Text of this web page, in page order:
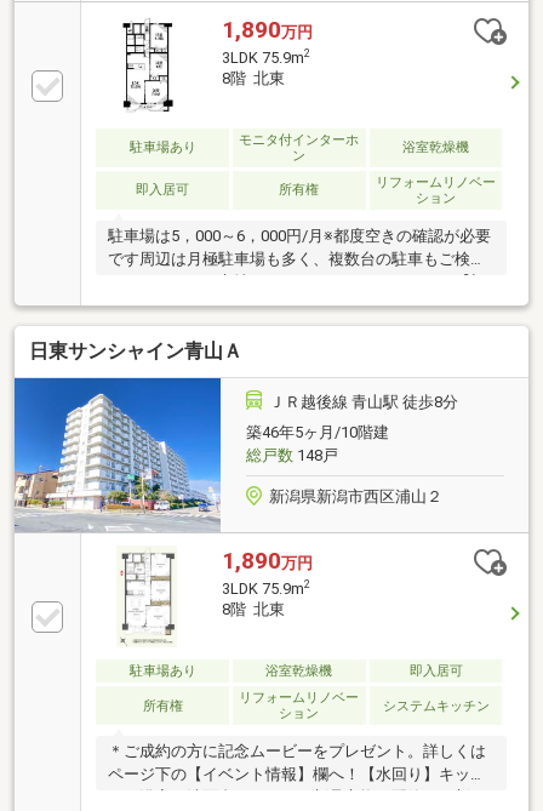
山小学校・小針中学校■イオン青山店など、周辺商業
施設にアクセス良好■戸建て感覚でお住まいいただけ
る1階庭つき■リノベーション済・水回り設備すべて交
換済■ビルトイン食洗器付きで家事の時短が叶います
■□ローン支払例□■月々47，706円 ※物件価格を金利
1％・35年で借入した場合
1,890万円
3LDK 75.9m2
8階 北東
駐車場あり
モニタ付インターホ
ン
浴室乾燥機
即入居可 所有権
リフォームリノベー
ション
駐車場は5，000～6，000円/月※都度空きの確認が必要
です周辺は月極駐車場も多く、複数台の駐車もご検討
期費用キャンペーンあり】詳細は下部費用欄へ■東青
山小学校・小針中学校■イオン青山店など、周辺商業
施設にアクセス良好■リビング窓から信濃川を望める
リバービューマンション■リノベーション済・水回り
設備すべて交換済■ビルトイン食洗器付きで家事の時
短が叶います■□ローン支払例□■月々53，351円 ※物
件価格を金利1％・35年で借入した場合
日東サンシャイン青山Ａ
ＪＲ越後線 青山駅 徒歩8分
築46年5ヶ月/10階建
総戸数148戸
新潟県新潟市西区浦山２
1,890万円
3LDK 75.9m2
8階 北東
駐車場あり 浴室乾燥機 即入居可
所有権
リフォームリノベー
ション
システムキッチン
＊ご成約の方に記念ムービーをプレゼント。詳しくは
ページ下の【イベント情報】欄へ！【水回り】キッチ